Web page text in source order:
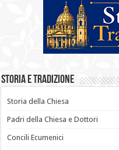
Storia e Tradizione
Storia della Chiesa
Padri della Chiesa e Dottori
Concili Ecumenici